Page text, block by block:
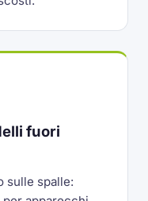
fuori
sulle spalle: